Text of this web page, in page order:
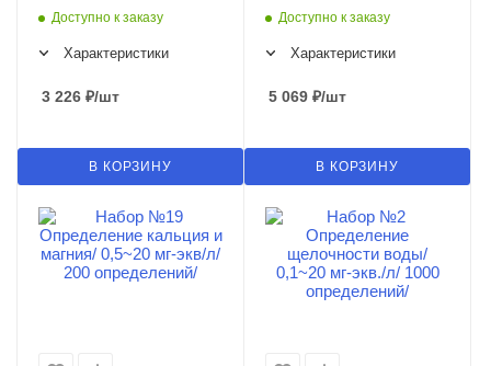
Доступно к заказу
Характеристики
3 226 ₽/шт
В КОРЗИНУ
Доступно к заказу
Характеристики
5 069 ₽/шт
В КОРЗИНУ